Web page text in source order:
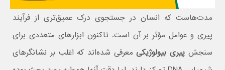
مدت‌هاست که انسان در جستجوی درک عمیق‌تری از فرآیند
پیری و عوامل مؤثر بر آن است. تاکنون ابزارهای متعددی برای
سنجش پیری بیولوژیکیمعرفی شده‌اند که اغلب بر نشانگرهای